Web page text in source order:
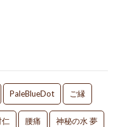
PaleBlueDot ご縁
腰痛 神秘の水 夢